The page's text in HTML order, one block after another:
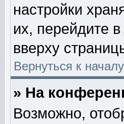
настройки
их, перейдите в
вверху
Вернуться к началу
» На
Возможно,